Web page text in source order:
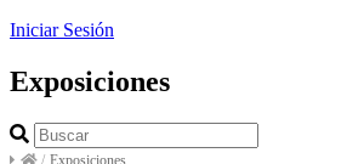
Iniciar Sesión
Exposiciones
/ Exposiciones